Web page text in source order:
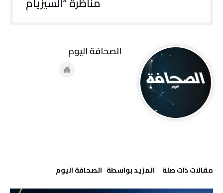
‫مقالات ذات صلة‬ ‫‫المزيد بواسطة‬ ‬ ‭ ‬الصحافة‭ ‬اليوم